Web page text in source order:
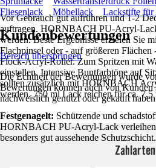
Vor Gebrauch gut aufrühren und 1-2
auftragen. HORNBACH PU-Acryl-
werden. Beste Ergebnisse erzielen
Flachpinsel oder - auf größeren
Flock-Acryl-Roller. Zum Spritzen mit
einstellen. Intensive Buntfarbtöne auf
sollten zusätzlich mit HORNBACH
werden. 750 ml Lack reichen für ca. 7,5
Festgenagelt: Schützende und
HORNBACH PU-Acryl-Lack verleihen
besonders gut aussehende Schutzschicht.
Fliesenlack
Möbellack Lackstifte für
Kundenbewertungen
Bereich überspringen
Die Echtheit der Bewertungen wurde
Bewertungen können auch von Kunden
nachweislich genutzt oder gekauft
Zahlarten